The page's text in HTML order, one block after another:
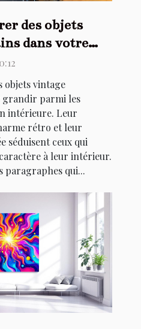
des objets
dans votre
?
objets vintage
grandir parmi les
intérieure. Leur
rétro et leur
séduisent ceux qui
à leur intérieur.
paragraphes qui...